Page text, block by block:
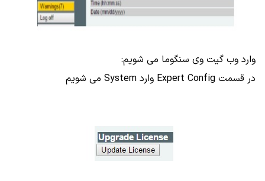
وارد وب گیت وی سنگوما می شویم:
در قسمت Expert Config وارد System می شویم